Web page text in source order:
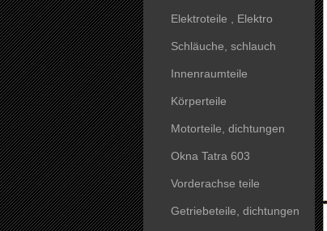
Elektroteile , Elektro
Schläuche, schlauch
Innenraumteile
Körperteile
Motorteile, dichtungen
Okna Tatra 603
Vorderachse teile
Getriebeteile, dichtungen